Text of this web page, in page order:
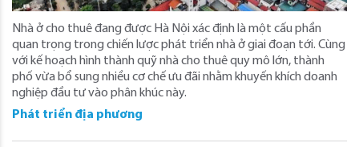
Nhà ở cho thuê đang được Hà Nội xác định là một cấu phần
quan trọng trong chiến lược phát triển nhà ở giai đoạn tới. Cùng
với kế hoạch hình thành quỹ nhà cho thuê quy mô lớn, thành
phố vừa bổ sung nhiều cơ chế ưu đãi nhằm khuyến khích doanh
nghiệp đầu tư vào phân khúc này.
Phát triển địa phương